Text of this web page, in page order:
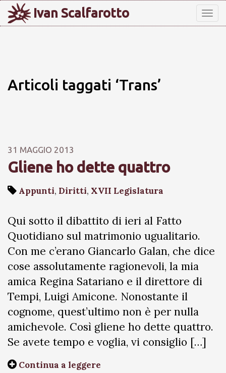
Ivan Scalfarotto
Articoli taggati ‘Trans’
31 MAGGIO 2013
Gliene ho dette quattro
Appunti, Diritti, XVII Legislatura
Qui sotto il dibattito di ieri al Fatto
Quotidiano sul matrimonio ugualitario.
Con me c’erano Giancarlo Galan, che dice
cose assolutamente ragionevoli, la mia
amica Regina Satariano e il direttore di
Tempi, Luigi Amicone. Nonostante il
cognome, quest’ultimo non è per nulla
amichevole. Così gliene ho dette quattro.
Se avete tempo e voglia, vi consiglio […]
Continua a leggere